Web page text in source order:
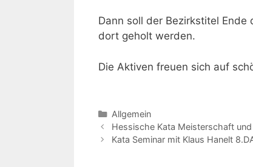
Dann soll der Bezirkstitel
dort geholt werden.
Die Aktiven freuen sich auf
Kategorien
Allgemein
Beitrags-
Navigation
Hessische Kata Meisterschaft
Kata Seminar mit Klaus Hanelt